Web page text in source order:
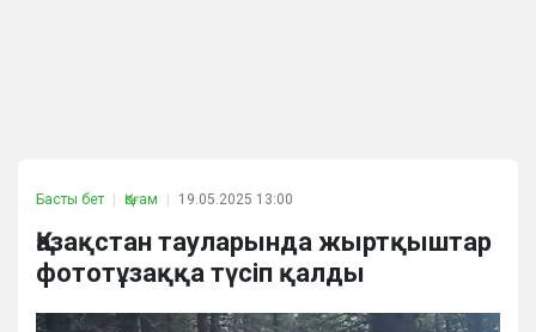
Басты бет Қоғам 19.05.2025 13:00
Қазақстан тауларында жыртқыштар
фототұзаққа түсіп қалды